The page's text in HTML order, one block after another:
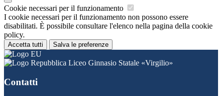
Cookie necessari per il funzionamento
I cookie necessari per il funzionamento non possono essere
disabilitati. È possibile consultare l'elenco nella pagina della cookie
policy.
Accetta tutti Salva le preferenze
Liceo Ginnasio Statale «Virgilio»
Contatti